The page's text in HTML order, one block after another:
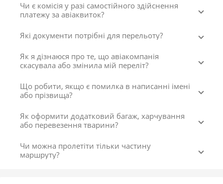
Чи є комісія у разі самостійного здійснення
платежу за авіаквиток?
Які документи потрібні для перельоту?
Як я дізнаюся про те, що авіакомпанія
скасувала або змінила мій переліт?
Що робити, якщо є помилка в написанні імені
або прізвища?
Як оформити додатковий багаж, харчування
або перевезення тварини?
Чи можна пролетіти тільки частину
маршруту?